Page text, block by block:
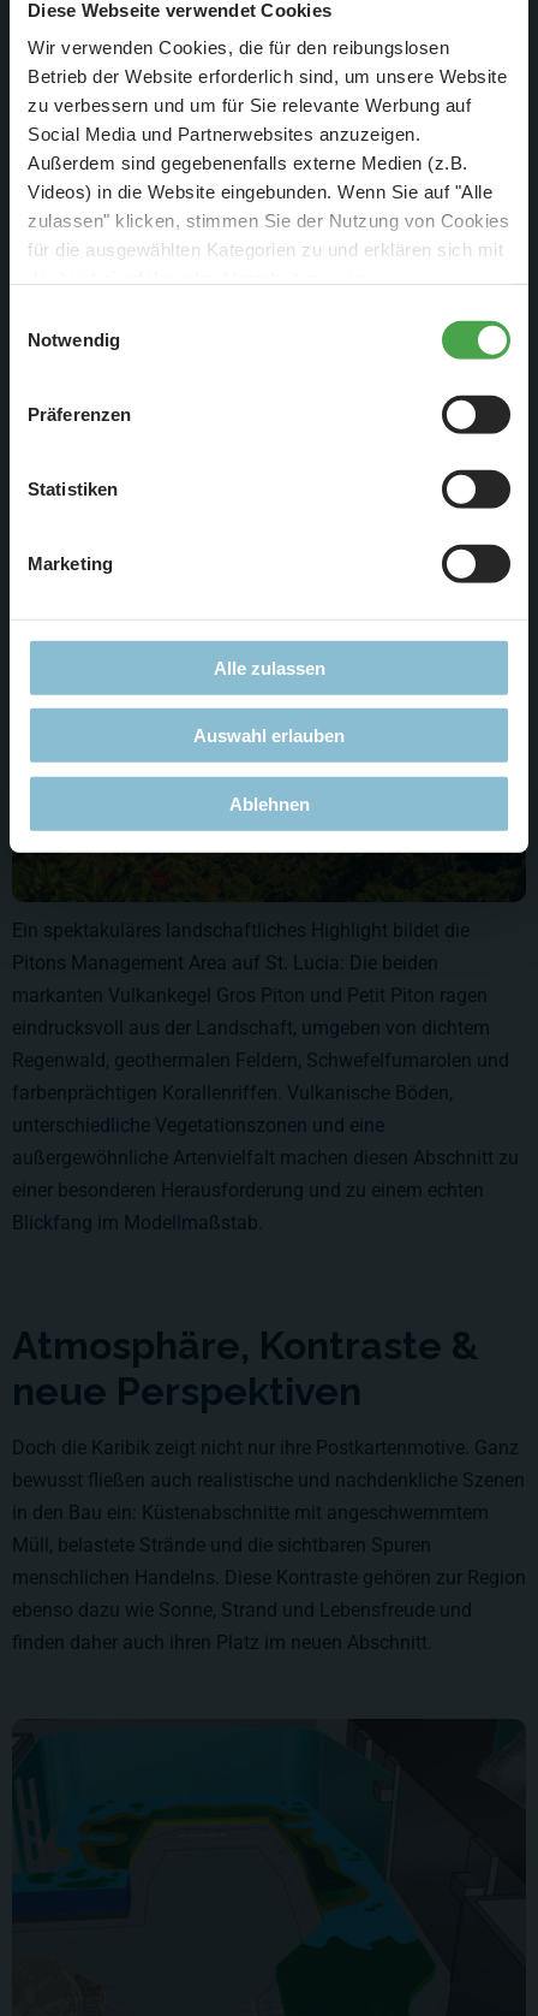
Diese Webseite verwendet Cookies
Wir verwenden Cookies, die für den reibungslosen
Betrieb der Website erforderlich sind, um unsere Website
zu verbessern und um für Sie relevante Werbung auf
Social Media und Partnerwebsites anzuzeigen.
Außerdem sind gegebenenfalls externe Medien (z.B.
Videos) in die Website eingebunden. Wenn Sie auf "Alle
zulassen" klicken, stimmen Sie der Nutzung von Cookies
für die ausgewählten Kategorien zu und erklären sich mit
diese Einstellungen jederzeit über die Schaltfläche
zustimmen, beschränken wir uns auf die technisch
notwendigen Cookies. Weitere Informationen finden Sie in
Notwendig
Präferenzen
Statistiken
Marketing
Alle zulassen
Auswahl erlauben
Ablehnen
Im Mittelpunkt stehen ikonische Orte und Szenen: Das bunte
Kuba mit Havanna als Herzstück mit kolonialen Fassaden,
Der weltberühmte Varadero Beach zeigt die Karibik von ihrer
Wasser. Auf den Bahamas entsteht mit Staniel Cay eine
kleine, geschützte Inselwelt, in der sich Natur und Ruhe
widerspiegeln und das inklusive tierischer Bewohner wie
Wasserschweinen, die hier ihren ganz eigenen Platz finden.
Ein spektakuläres landschaftliches Highlight bildet die
Pitons Management Area auf St. Lucia: Die beiden
markanten Vulkankegel Gros Piton und Petit Piton ragen
eindrucksvoll aus der Landschaft, umgeben von dichtem
Regenwald, geothermalen Feldern, Schwefelfumarolen und
farbenprächtigen Korallenriffen. Vulkanische Böden,
unterschiedliche Vegetationszonen und eine
außergewöhnliche Artenvielfalt machen diesen Abschnitt zu
einer besonderen Herausforderung und zu einem echten
Blickfang im Modellmaßstab.
Atmosphäre, Kontraste &
neue Perspektiven
Doch die Karibik zeigt nicht nur ihre Postkartenmotive. Ganz
bewusst fließen auch realistische und nachdenkliche Szenen
in den Bau ein: Küstenabschnitte mit angeschwemmtem
Müll, belastete Strände und die sichtbaren Spuren
menschlichen Handelns. Diese Kontraste gehören zur Region
ebenso dazu wie Sonne, Strand und Lebensfreude und
finden daher auch ihren Platz im neuen Abschnitt.